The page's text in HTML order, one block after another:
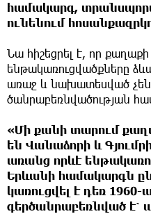
համակարգ,
ունենում
Նա հիշեցրել է, որ
ենթակառուցվածքները
առաջ և նախատեսված չեն
ծանրաբեռնվածության
«Մի քանի տարում
են Վանաձորի և
առանց որևէ
Երևանի համակարգն
կառուցվել է դեռ
գերծանրաբեռնված է՝